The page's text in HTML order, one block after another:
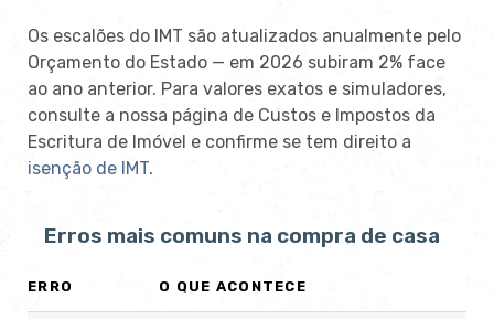
Os escalões do IMT são atualizados anualmente pelo
Orçamento do Estado — em 2026 subiram 2% face
ao ano anterior. Para valores exatos e simuladores,
consulte a nossa página de Custos e Impostos da
Escritura de Imóvel e confirme se tem direito a
isenção de IMT.
Erros mais comuns na compra de casa
ERRO O QUE ACONTECE